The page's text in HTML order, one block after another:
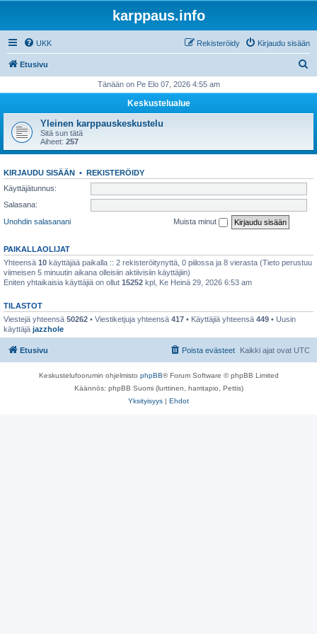
karppaus.info
UKK Kirjaudu sisään
Rekisteröidy
Etusivu
i
Tänään on Pe Elo 07, 2026 4:55 am
Keskustelualue
Yleinen karppauskeskustelu
Sitä sun tätä
Aiheet: 257
KIRJAUDU SISÄÄN • REKISTERÖIDY
Käyttäjätunnus:
Salasana:
Unohdin salasanani
Muista minut
PAIKALLAOLIJAT
Yhteensä 10 käyttäjää paikalla :: 2 rekisteröitynyttä, 0 piilossa ja 8 vierasta (Tieto perustuu
viimeisen 5 minuutin aikana olleisiin aktiivisiin käyttäjiin)
Eniten yhtaikaisia käyttäjiä on ollut 15252 kpl, Ke Heinä 29, 2026 6:53 am
TILASTOT
Viestejä yhteensä 50262 • Viestiketjuja yhteensä 417 • Käyttäjiä yhteensä 449 • Uusin
käyttäjä jazzhole
Etusivu Kaikki ajat ovat UTC
Poista evästeet
Keskustelufoorumin ohjelmisto phpBB® Forum Software © phpBB Limited
Käännös: phpBB Suomi (lurttinen, harritapio, Pettis)
Yksityisyys | Ehdot